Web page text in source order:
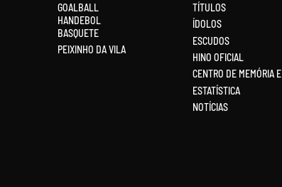
GOALBALL
HANDEBOL
BASQUETE
PEIXINHO DA VILA
TÍTULOS
ÍDOLOS
ESCUDOS
HINO OFICIAL
CENTRO DE MEMÓRIA E
ESTATÍSTICA
NOTÍCIAS